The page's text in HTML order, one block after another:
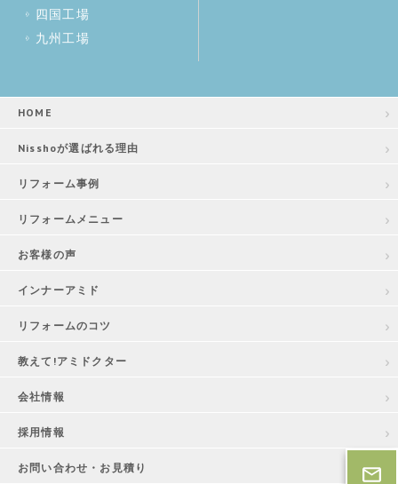
四国工場
九州工場
HOME
Nisshoが選ばれる理由
リフォーム事例
リフォームメニュー
お客様の声
インナーアミド
リフォームのコツ
教えて!アミドクター
会社情報
採用情報
お問い合わせ・お見積り